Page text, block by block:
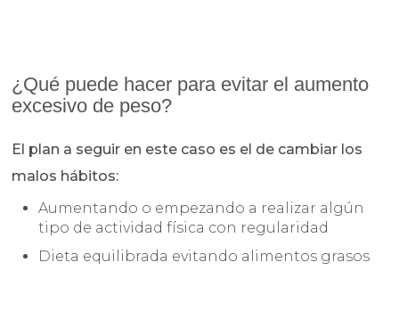
¿Qué puede hacer para evitar el aumento
excesivo de peso?
El plan a seguir en este caso es el de cambiar los
malos hábitos:
Aumentando o empezando a realizar algún
tipo de actividad física con regularidad
Dieta equilibrada evitando alimentos grasos